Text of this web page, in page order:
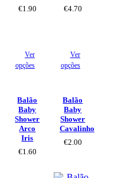
€1.90
€4.70
Ver
opções
Balão
Baby
Shower
Arco
Iris
€1.60
Ver
opções
Balão
Baby
Shower
Cavalinho
€2.00